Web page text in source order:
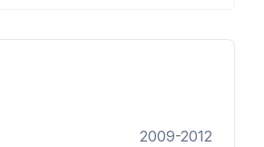
2009-2012